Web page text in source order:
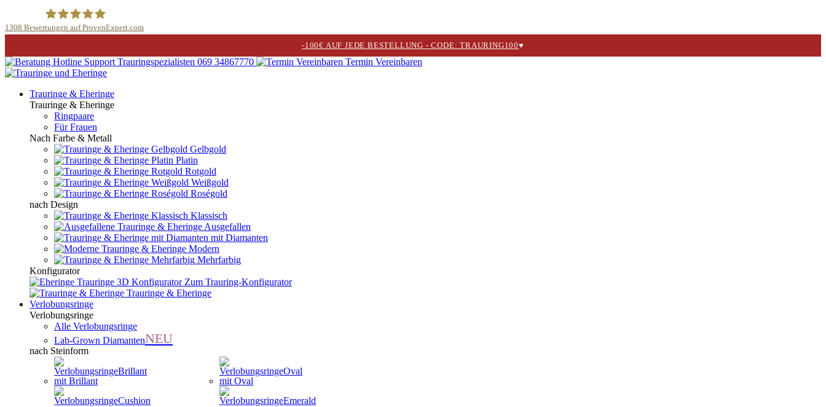
1308 Bewertungen auf ProvenExpert.com
-100€ AUF JEDE BESTELLUNG - CODE: TRAURING100♥
069 34867770 Termin Vereinbaren
Trauringe & Eheringe
Trauringe & Eheringe
Ringpaare
Für Frauen
Nach Farbe & Metall
Gelbgold
Platin
Rotgold
Weißgold
Roségold
nach Design
Klassisch
Ausgefallen
mit Diamanten
Modern
Mehrfarbig
Konfigurator
Zum Trauring-Konfigurator
Trauringe & Eheringe
Verlobungsringe
Verlobungsringe
Alle Verlobungsringe
Lab-Grown DiamantenNEU
nach Steinform
Brillant
Oval
Cushion Emerald